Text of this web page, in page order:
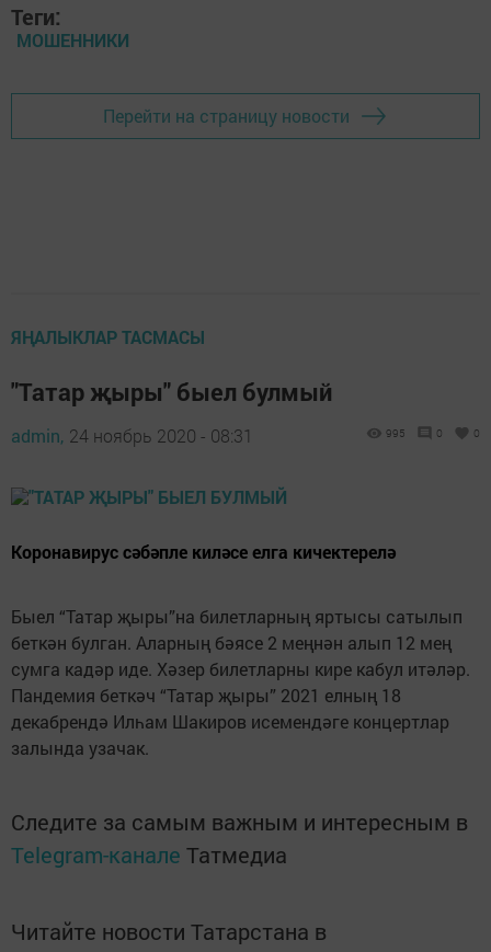
Теги:
МОШЕННИКИ
Перейти на страницу новости
ЯҢАЛЫКЛАР ТАСМАСЫ
"Татар җыры" быел булмый
admin, 24 ноябрь 2020 - 08:31 995 0 0
Коронавирус сәбәпле киләсе елга кичектерелә
Быел “Татар җыры”на билетларның яртысы сатылып
беткән булган. Аларның бәясе 2 меңнән алып 12 мең
сумга кадәр иде. Хәзер билетларны кире кабул итәләр.
Пандемия беткәч “Татар җыры” 2021 елның 18
декабрендә Илһам Шакиров исемендәге концертлар
залында узачак.
Следите за самым важным и интересным в
Telegram-канале Татмедиа
Читайте новости Татарстана в